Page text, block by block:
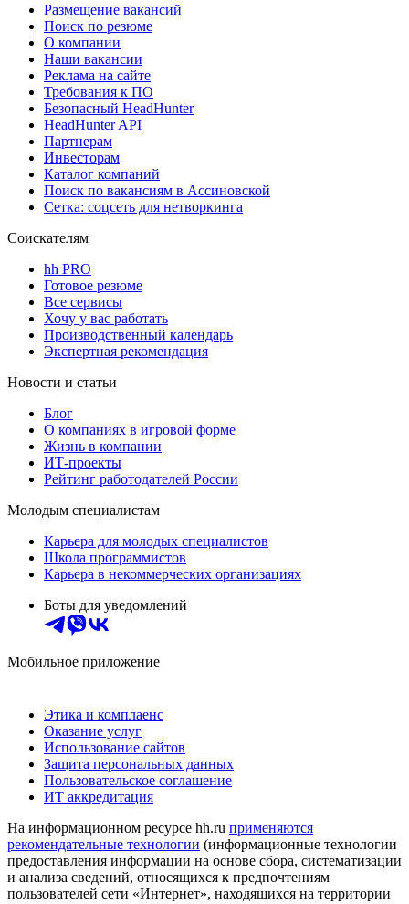
Размещение вакансий
Поиск по резюме
О компании
Наши вакансии
Реклама на сайте
Требования к ПО
Безопасный HeadHunter
HeadHunter API
Партнерам
Инвесторам
Каталог компаний
Поиск по вакансиям в Ассиновской
Сетка: соцсеть для нетворкинга
Соискателям
hh PRO
Готовое резюме
Все сервисы
Хочу у вас работать
Производственный календарь
Экспертная рекомендация
Новости и статьи
Блог
О компаниях в игровой форме
Жизнь в компании
ИТ-проекты
Рейтинг работодателей России
Молодым специалистам
Карьера для молодых специалистов
Школа программистов
Карьера в некоммерческих организациях
Боты для уведомлений
Мобильное приложение
Этика и комплаенс
Оказание услуг
Использование сайтов
Защита персональных данных
Пользовательское соглашение
ИТ аккредитация
На информационном ресурсе hh.ru применяются
рекомендательные технологии (информационные технологии
предоставления информации на основе сбора, систематизации
и анализа сведений, относящихся к предпочтениям
пользователей сети «Интернет», находящихся на территории